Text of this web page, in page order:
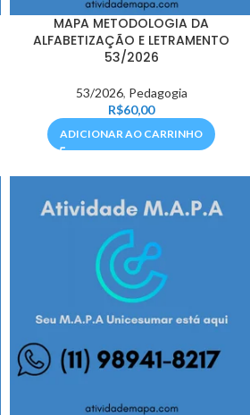
MAPA METODOLOGIA DA
ALFABETIZAÇÃO E LETRAMENTO
53/2026
53/2026, Pedagogia
R$60,00
ADICIONAR AO CARRINHO